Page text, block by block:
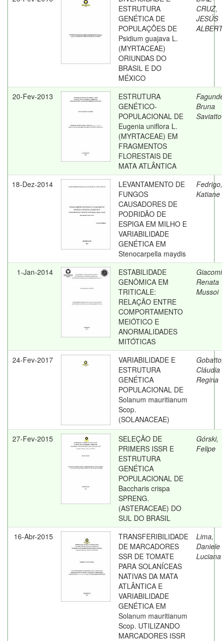
ESTRUTURA
GENÉTICA DE
POPULAÇÕES DE
Psidium guajava L.
(MYRTACEAE)
ORIUNDAS DO
BRASIL E DO
MÉXICO
CRUZ,
JESÚS
20-Fev-2013
ESTRUTURA
GENÉTICO-
POPULACIONAL DE
Eugenia uniflora L.
(MYRTACEAE) EM
FRAGMENTOS
FLORESTAIS DE
MATA ATLÂNTICA
Bruna
Saviatto
18-Dez-2014
LEVANTAMENTO DE
FUNGOS
CAUSADORES DE
PODRIDÃO DE
ESPIGA EM MILHO E
VARIABILIDADE
GENÉTICA EM
Stenocarpella maydis
Fedrigo,
Katiane
1-Jan-2014
ESTABILIDADE
GENÔMICA EM
TRITICALE:
RELAÇÃO ENTRE
COMPORTAMENTO
MEIÓTICO E
ANORMALIDADES
MITÓTICAS
Renata
Mussoi
24-Fev-2017
VARIABILIDADE E
ESTRUTURA
GENÉTICA
POPULACIONAL DE
Solanum mauritianum
Scop.
(SOLANACEAE)
Cláudia
Regina
27-Fev-2015
SELEÇÃO DE
PRIMERS ISSR E
ESTRUTURA
GENÉTICA
POPULACIONAL DE
Baccharis crispa
SPRENG.
(ASTERACEAE) DO
SUL DO BRASIL
Górski,
Felipe
16-Abr-2015
TRANSFERIBILIDADE
DE MARCADORES
SSR DE TOMATE
PARA SOLANÍCEAS
NATIVAS DA MATA
ATLÂNTICA E
VARIABILIDADE
GENÉTICA EM
Solanum mauritianum
Scop. UTILIZANDO
MARCADORES ISSR
Lima,
Daniele